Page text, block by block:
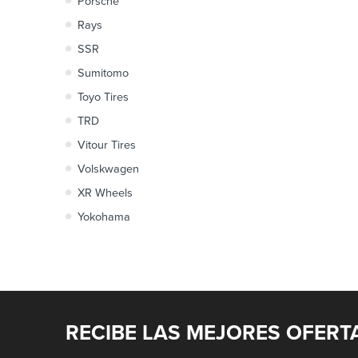
Rays
SSR
Sumitomo
Toyo Tires
TRD
Vitour Tires
Volskwagen
XR Wheels
Yokohama
RECIBE LAS MEJORES